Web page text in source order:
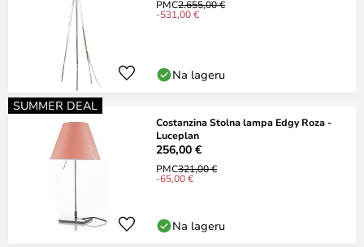
PMC2.655,00 €
-531,00 €
Na lageru
SUMMER DEAL
Costanzina Stolna lampa Edgy Roza -
Luceplan
256,00 €
PMC321,00 €
-65,00 €
Na lageru